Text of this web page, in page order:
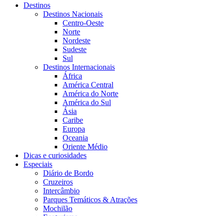
Destinos
Destinos Nacionais
Centro-Oeste
Norte
Nordeste
Sudeste
Sul
Destinos Internacionais
África
América Central
América do Norte
América do Sul
Ásia
Caribe
Europa
Oceania
Oriente Médio
Dicas e curiosidades
Especiais
Diário de Bordo
Cruzeiros
Intercâmbio
Parques Temáticos & Atrações
Mochilão